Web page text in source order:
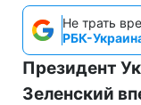
Не трать
РБК-
Президент
Зеленский